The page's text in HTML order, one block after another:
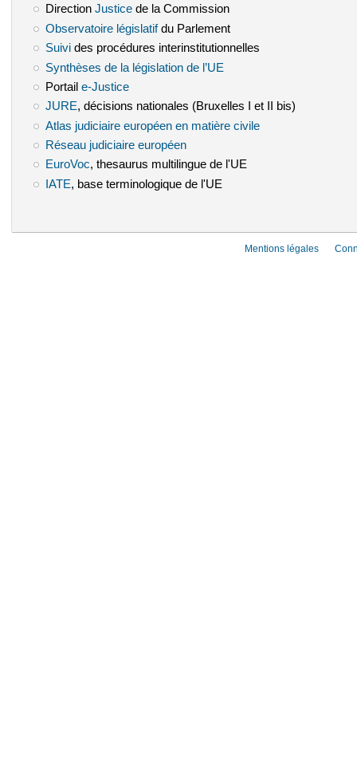
Direction Justice(le lien est externe)
de la Commission
Observatoire législatif(le lien est externe)
du Parlement
Suivi(le lien est externe)
des procédures interinstitutionnelles
Synthèses de la législation de l’UE
Portail e-Justice(le lien est externe)
JURE(le lien est externe)
, décisions nationales (Bruxelles I et II bis)
Atlas judiciaire européen en matière civile(le lien est externe)
Réseau judiciaire européen(le lien est externe)
EuroVoc(le lien est externe)
, thesaurus multilingue de l'UE
IATE (le lien est externe)
, base terminologique de l'UE
Mentions légales